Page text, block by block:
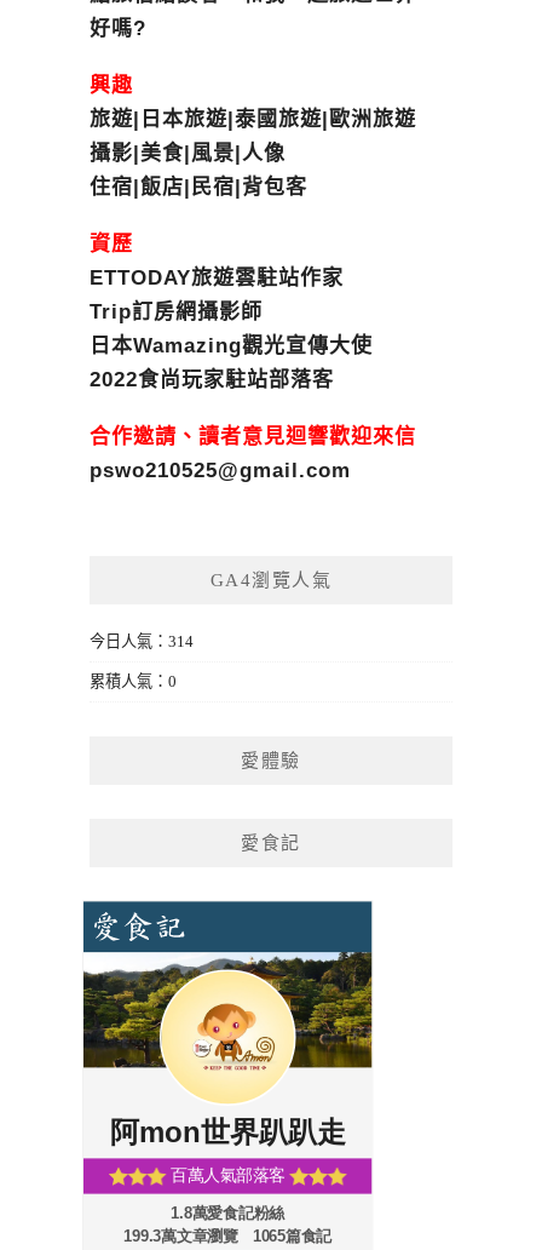
好嗎?
興趣
旅遊|日本旅遊|泰國旅遊|歐洲旅遊
攝影|美食|風景|人像
住宿|飯店|民宿|背包客
資歷
ETTODAY旅遊雲駐站作家
Trip訂房網攝影師
日本Wamazing觀光宣傳大使
2022食尚玩家駐站部落客
合作邀請、讀者意見迴響歡迎來信
pswo210525@gmail.com
GA4瀏覽人氣
今日人氣：314
累積人氣：0
愛體驗
愛食記